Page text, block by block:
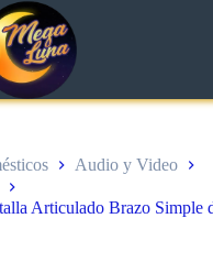
Audio y Video
Articulado Brazo Simple